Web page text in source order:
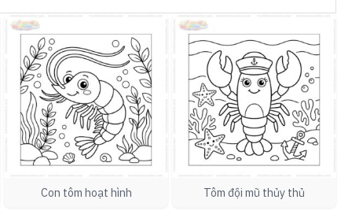
Con tôm hoạt hình Tôm đội mũ thủy thủ